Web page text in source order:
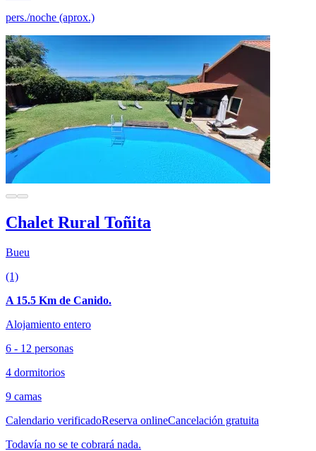
pers./noche (aprox.)
Chalet Rural Toñita
Bueu
(1)
A 15.5 Km de Canido.
Alojamiento entero
6 - 12 personas
4 dormitorios
9 camas
Calendario verificadoReserva onlineCancelación gratuita
Todavía no se te cobrará nada.